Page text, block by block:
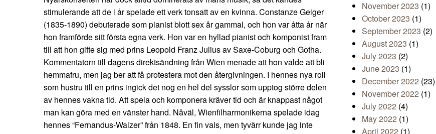
stimulerande att de i år spelade ett verk tonsatt av en kvinna. Constanze Geiger
(1835-1890) debuterade som pianist blott sex år gammal, och hon var åtta år när
hon framförde sitt första egna verk. Hon var en hyllad pianist och komponist fram
till att hon gifte sig med prins Leopold Franz Julius av Saxe-Coburg och Gotha.
Kommentatorn till dagens direktsändning från Wien menade att hon valde att bli
hemmafru, men jag ber att få protestera mot den återgivningen. I hennes nya roll
som hustru till en prins ingick det nog en hel del sysslor som upptog större delen
av hennes vakna tid. Att spela och komponera kräver tid och är knappast något
man kan göra med en vänster hand. Nåväl, Wienfilharmonikerna spelade idag
hennes “Fernandus-Walzer” från 1848. En fin vals, men tyvärr kunde jag inte
November 2023 (1)
October 2023 (1)
September 2023 (2)
August 2023 (1)
July 2023 (2)
June 2023 (1)
December 2022 (23)
November 2022 (1)
July 2022 (4)
May 2022 (1)
April 2022 (1)